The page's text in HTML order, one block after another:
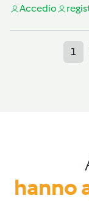
Accedio
1
hanno